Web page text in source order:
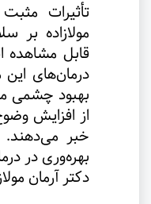
تأثیرات
مولازاده
قابل مشاهده
درمان‌های
بهبود چشمی
از افزایش
خبر می‌دهند.
بهره‌وری در
دکتر آرمان